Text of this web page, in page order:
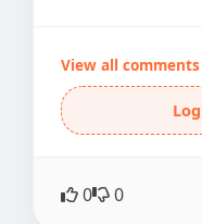
View all comments
0 0